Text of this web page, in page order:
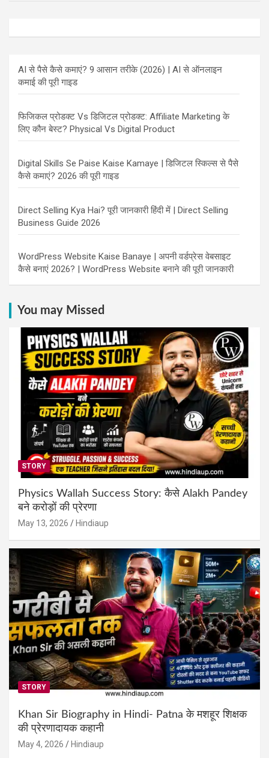
AI से पैसे कैसे कमाएं? 9 आसान तरीके (2026) | AI से ऑनलाइन
कमाई की पूरी गाइड
फिजिकल प्रोडक्ट Vs डिजिटल प्रोडक्ट: Affiliate Marketing के
लिए कौन बेस्ट? Physical Vs Digital Product
Digital Skills Se Paise Kaise Kamaye | डिजिटल स्किल्स से पैसे
कैसे कमाएं? 2026 की पूरी गाइड
Direct Selling Kya Hai? पूरी जानकारी हिंदी में | Direct Selling
Business Guide 2026
WordPress Website Kaise Banaye | अपनी वर्डप्रेस वेबसाइट
कैसे बनाएं 2026? | WordPress Website बनाने की पूरी जानकारी
You may Missed
STORY
Physics Wallah Success Story: कैसे Alakh Pandey
बने करोड़ों की प्रेरणा
May 13, 2026 Hindiaup
STORY
Khan Sir Biography in Hindi- Patna के मशहूर शिक्षक
की प्रेरणादायक कहानी
May 4, 2026 Hindiaup